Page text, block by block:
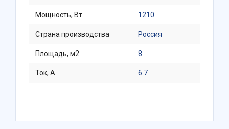
Мощность, Вт 1210
Страна производства Россия
Площадь, м2 8
Ток, A 6.7